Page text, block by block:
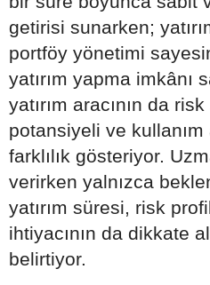
getirisi sunarken;
portföy yönetimi
yatırım yapma imkânı
yatırım aracının da
potansiyeli ve kullanım
farklılık gösteriyor.
verirken yalnızca
yatırım süresi, risk
ihtiyacının da dikkate
belirtiyor.